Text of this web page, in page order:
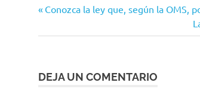
COVID-
de Salud
Navegación
de
Entrada
Conozca la ley que, según la OMS,
DEJA UN COMENTARIO